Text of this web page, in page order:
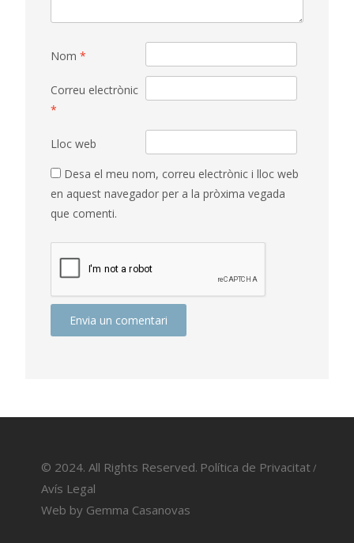
Nom *
Correu electrònic
*
Lloc web
Desa el meu nom, correu electrònic i lloc web
en aquest navegador per a la pròxima vegada
que comenti.
© 2024. All Rights Reserved. Política de Privacitat/
Avís Legal
Web by Gemma Casanovas